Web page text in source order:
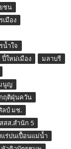
ชน
เมือง
น้ำใจ
ปี๋ใหม่เมือง
มลาบรี
นูญ
ฤติฝุ่นควัน
ลป์ มช.
สสส.สำนัก 5
ร่ปนเปื้อนแม่น้ำ